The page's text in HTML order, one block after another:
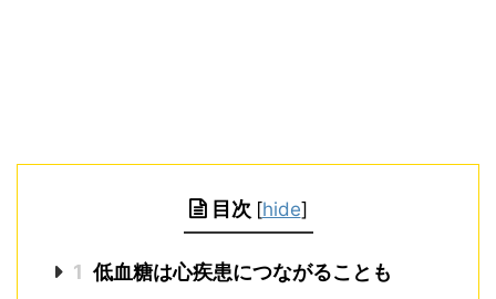
目次 [hide]
1 低血糖は心疾患につながることも